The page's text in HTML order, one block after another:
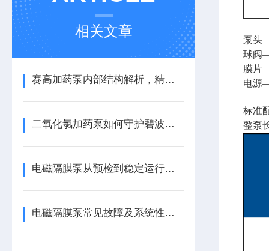
相关文章
赛高加药泵内部结构解析，精准计量的机械心脏
二氧化氯加药泵如何守护碧波安全
电磁隔膜泵从预检到稳定运行的五步核心法
电磁隔膜泵常见故障及系统性解决方案
泵头
球阀
膜片
电源
标准
整泵